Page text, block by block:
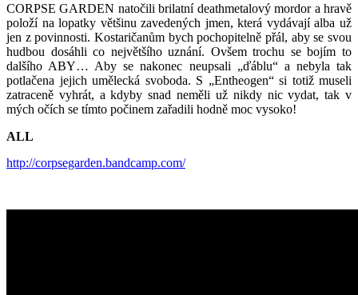
CORPSE GARDEN natočili brilatní deathmetalový mordor a hravě
položí na lopatky většinu zavedených jmen, která vydávají alba už
jen z povinnosti. Kostaričanům bych pochopitelně přál, aby se svou
hudbou dosáhli co největšího uznání. Ovšem trochu se bojím to
dalšího ABY… Aby se nakonec neupsali „ďáblu“ a nebyla tak
potlačena jejich umělecká svoboda. S „Entheogen“ si totiž museli
zatraceně vyhrát, a kdyby snad neměli už nikdy nic vydat, tak v
mých očích se tímto počinem zařadili hodně moc vysoko!
ALL
http://corpsegarden.bandcamp.com/